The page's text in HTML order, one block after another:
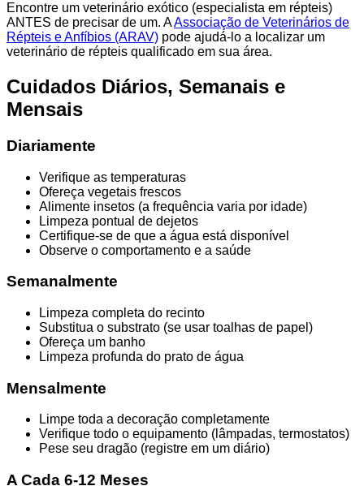
Encontre um veterinário exótico (especialista em répteis)
ANTES de precisar de um. AAssociação de Veterinários de
Répteis e Anfíbios (ARAV) pode ajudá-lo a localizar um
veterinário de répteis qualificado em sua área.
Cuidados Diários, Semanais e
Mensais
Diariamente
Verifique as temperaturas
Ofereça vegetais frescos
Alimente insetos (a frequência varia por idade)
Limpeza pontual de dejetos
Certifique-se de que a água está disponível
Observe o comportamento e a saúde
Semanalmente
Limpeza completa do recinto
Substitua o substrato (se usar toalhas de papel)
Ofereça um banho
Limpeza profunda do prato de água
Mensalmente
Limpe toda a decoração completamente
Verifique todo o equipamento (lâmpadas, termostatos)
Pese seu dragão (registre em um diário)
A Cada 6-12 Meses